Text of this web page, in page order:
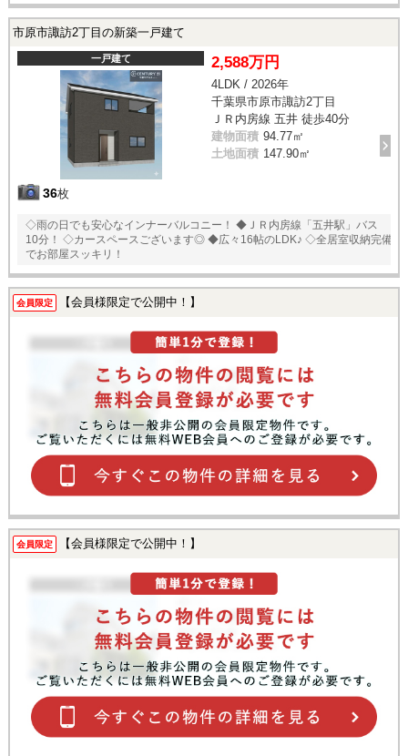
市原市諏訪2丁目の新築一戸建て
一戸建て
36枚
2,588万円
4LDK / 2026年
千葉県市原市諏訪2丁目
ＪＲ内房線 五井 徒歩40分
建物面積 94.77㎡
土地面積 147.90㎡
◇雨の日でも安心なインナーバルコニー！ ◆ＪＲ内房線「五井駅」バス
10分！ ◇カースペースございます◎ ◆広々16帖のLDK♪ ◇全居室収納完備
でお部屋スッキリ！
会員限定 【会員様限定で公開中！】
会員限定 【会員様限定で公開中！】